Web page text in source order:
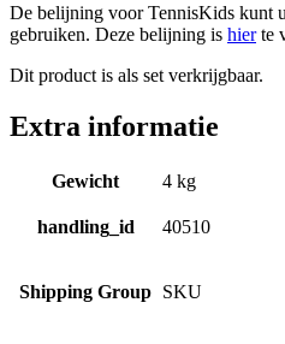
De belijning voor TennisKids kunt
gebruiken. Deze belijning is hierte
Dit product is als set verkrijgbaar.
Extra informatie
Gewicht 4 kg
handling_id 40510
Shipping Group SKU